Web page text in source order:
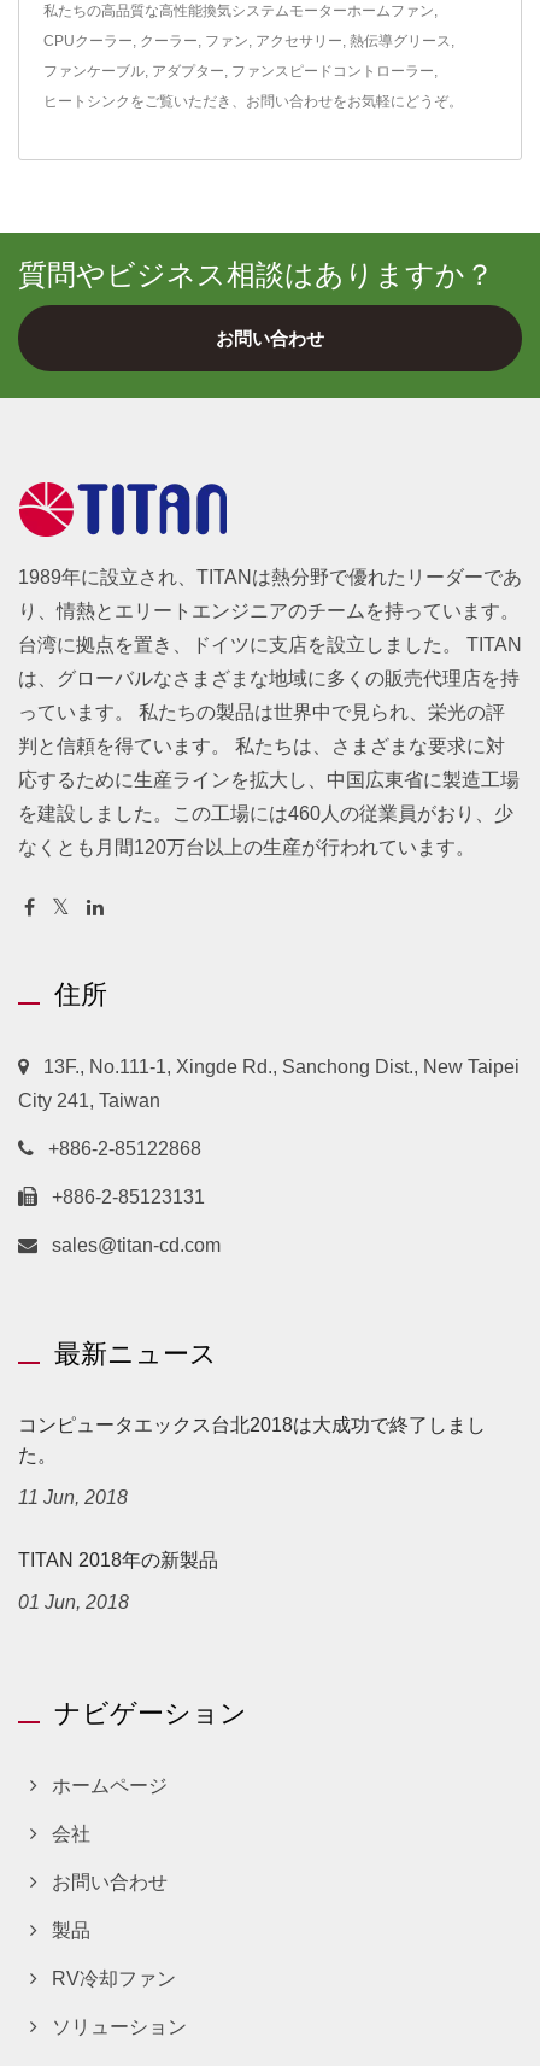
私たちの高品質な高性能換気システムモーターホームファン,
CPUクーラー, クーラー, ファン, アクセサリー, 熱伝導グリース,
ファンケーブル, アダプター, ファンスピードコントローラー,
ヒートシンク をご覧いただき、 お問い合わせをお気軽にどうぞ。
質問やビジネス相談はありますか？
お問い合わせ
1989年に設立され、TITANは熱分野で優れたリーダーであ
り、情熱とエリートエンジニアのチームを持っています。
台湾に拠点を置き、ドイツに支店を設立しました。 TITAN
は、グローバルなさまざまな地域に多くの販売代理店を持
っています。 私たちの製品は世界中で見られ、栄光の評
判と信頼を得ています。 私たちは、さまざまな要求に対
応するために生産ラインを拡大し、中国広東省に製造工場
を建設しました。この工場には460人の従業員がおり、少
なくとも月間120万台以上の生産が行われています。
住所
13F., No.111-1, Xingde Rd., Sanchong Dist., New Taipei
City 241, Taiwan
+886-2-85122868
+886-2-85123131
sales@titan-cd.com
最新ニュース
コンピュータエックス台北2018は大成功で終了しまし
た。
11 Jun, 2018
TITAN 2018年の新製品
01 Jun, 2018
ナビゲーション
ホームページ
会社
お問い合わせ
製品
RV冷却ファン
ソリューション